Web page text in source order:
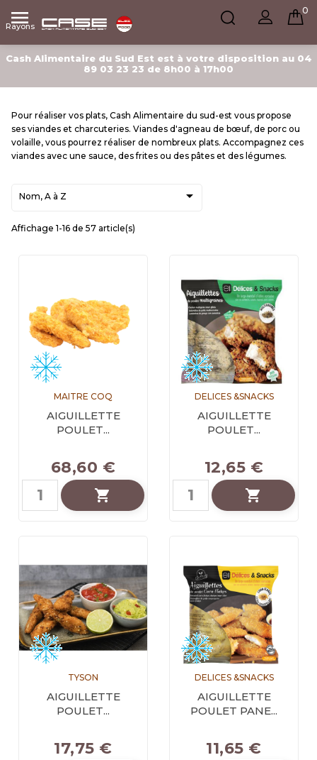

Rayons
0
Cash Alimentaire du Sud Est est à votre disposition au 04
89 03 23 23 de 8h00 à 17h00
Pour réaliser vos plats, Cash Alimentaire du sud-est vous propose
ses viandes et charcuteries. Viandes d'agneau de bœuf, de porc ou
volaille, vous pourrez réaliser de nombreux plats. Accompagnez ces
viandes avec une sauce, des frites ou des pâtes et des légumes.
Nom, A à Z 
Affichage 1-16 de 57 article(s)
MAITRE COQ
AIGUILLETTE
POULET...
68,60 €

DELICES &SNACKS
AIGUILLETTE
POULET...
12,65 €

TYSON
AIGUILLETTE
POULET...
17,75 €
DELICES &SNACKS
AIGUILLETTE
POULET PANE...
11,65 €